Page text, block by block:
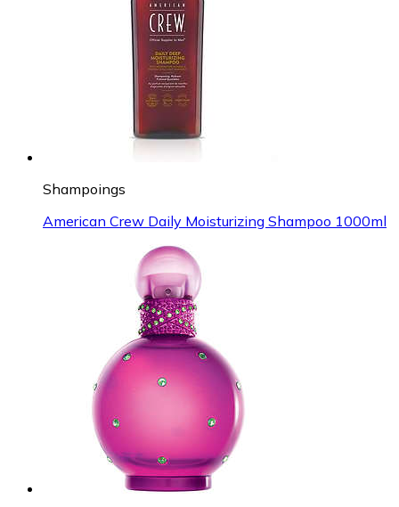
Shampoings
American Crew Daily Moisturizing Shampoo 1000ml